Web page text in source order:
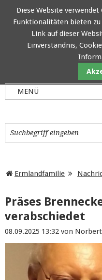
Ermlandfamilie
Präses
verabschiedet
08.09.2025 13:32 von
Diese Website
Funktionalitäten bieten
Link auf dieser
Einverständnis,